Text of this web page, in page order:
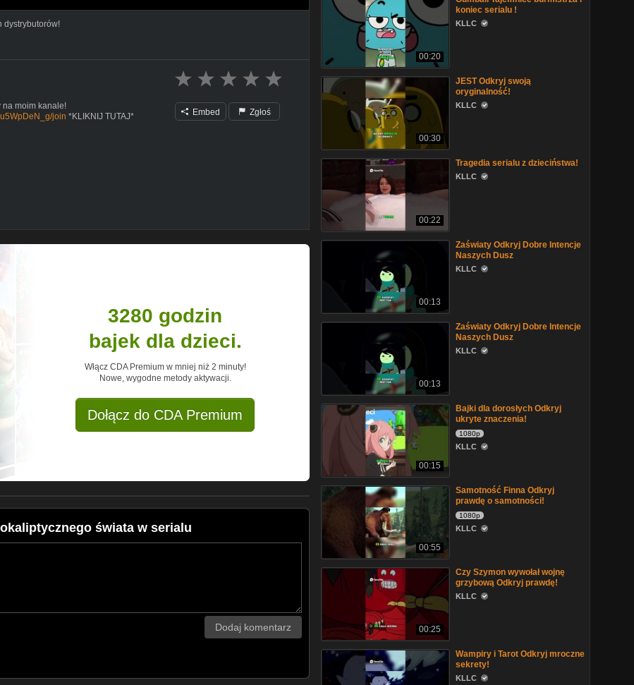
dystrybutorów!
na moim kanale!
join *KLIKNIJ TUTAJ*
często moje filmy polegają
na YouTube. Moim celem jest
porażka Pora na Przygodę
innych kreskówek lub bajek ze stacji
Embed Zgłoś
3280 godzin
bajek dla dzieci.
Włącz CDA Premium w mniej niż 2 minuty!
Nowe, wygodne metody aktywacji.
Dołącz do CDA Premium
świata w serialu
Dodaj komentarz
00:20
koniec serialu !
KLLC
00:30
JEST Odkryj swoją
oryginalność!
KLLC
00:22
Tragedia serialu z dzieciństwa!
KLLC
00:13
Zaświaty Odkryj Dobre Intencje
Naszych Dusz
KLLC
00:13
Zaświaty Odkryj Dobre Intencje
Naszych Dusz
KLLC
00:15
Bajki dla dorosłych Odkryj
ukryte znaczenia!
1080p
KLLC
00:55
Samotność Finna Odkryj
prawdę o samotności!
1080p
KLLC
00:25
Czy Szymon wywołał wojnę
grzybową Odkryj prawdę!
KLLC
Wampiry i Tarot Odkryj mroczne
sekrety!
KLLC